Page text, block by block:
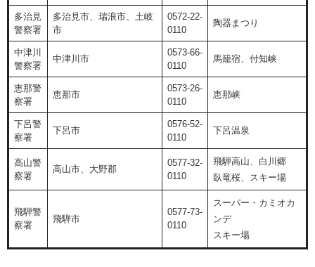
多治見
警察署
多治見市、瑞浪市、土岐
市
0572-22-
0110
陶器まつり
中津川
警察署
中津川市
0573-66-
0110
馬籠宿、付知峡
恵那警
察署
恵那市
0573-26-
0110
恵那峡
下呂警
察署
下呂市
0576-52-
0110
下呂温泉
高山警
察署
高山市、大野郡
0577-32-
0110
飛騨高山、白川郷
臥竜桜、スキー場
飛騨警
察署
飛騨市
0577-73-
0110
スーパー・カミオカ
ンデ
スキー場